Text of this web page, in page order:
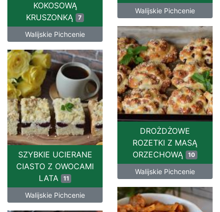
KOKOSOWĄ
KRUSZONKĄ 7
Walijskie Pichcenie
Walijskie Pichcenie
DROŻDŻOWE
ROZETKI Z MASĄ
ORZECHOWĄ 10
Walijskie Pichcenie
SZYBKIE UCIERANE
CIASTO Z OWOCAMI
LATA
11
Walijskie Pichcenie